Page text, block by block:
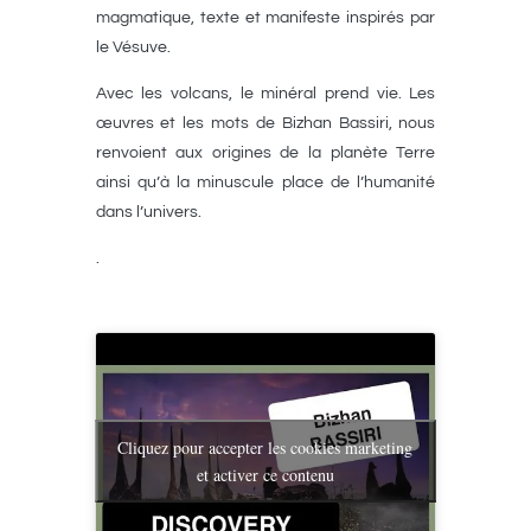
magmatique, texte et manifeste inspirés par
le Vésuve.
Avec les volcans, le minéral prend vie. Les
œuvres et les mots de Bizhan Bassiri, nous
renvoient aux origines de la planète Terre
ainsi qu’à la minuscule place de l’humanité
dans l’univers.
.
Cliquez pour accepter les cookies marketing
et activer ce contenu